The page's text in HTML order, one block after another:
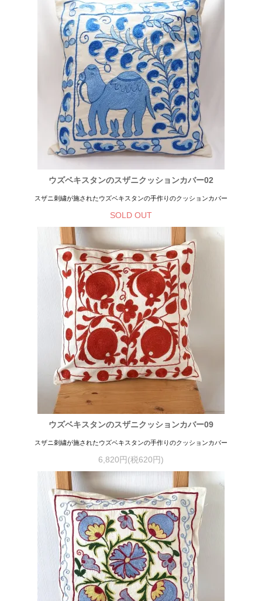
ウズベキスタンのスザニクッションカバー02
スザニ刺繍が施されたウズベキスタンの手作りのクッションカバー
SOLD OUT
ウズベキスタンのスザニクッションカバー09
スザニ刺繍が施されたウズベキスタンの手作りのクッションカバー
6,820円(税620円)